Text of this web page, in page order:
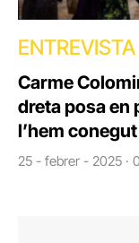
ENTREVISTA
Carme
dreta posa en
l’hem
25 - febrer - 2025 ·